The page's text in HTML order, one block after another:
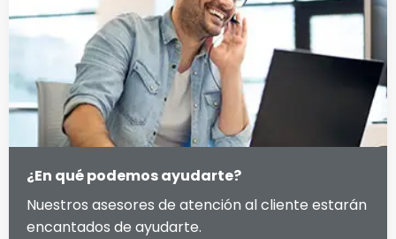
¿En qué podemos ayudarte?
Nuestros asesores de atención al cliente estarán
encantados de ayudarte.